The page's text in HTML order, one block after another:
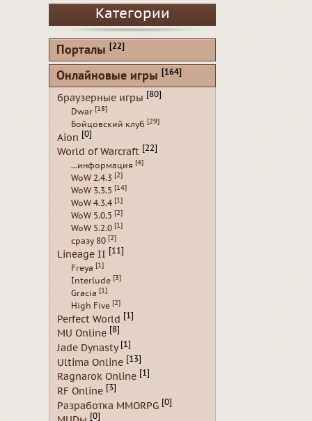
Категории
Порталы [22]
Онлайновые игры [164]
браузерные игры [80]
Dwar [18]
Бойцовский клуб [29]
Aion [0]
World of Warcraft [22]
...информация [4]
WoW 2.4.3 [2]
WoW 3.3.5 [14]
WoW 4.3.4 [1]
WoW 5.0.5 [2]
WoW 5.2.0 [1]
сразу 80 [2]
Lineage II [11]
Freya [1]
Interlude [3]
Gracia [1]
High Five [2]
Perfect World [1]
MU Online [8]
Jade Dynasty [1]
Ultima Online [13]
Ragnarok Online [1]
RF Online [3]
Разработка MMORPG [0]
[0]